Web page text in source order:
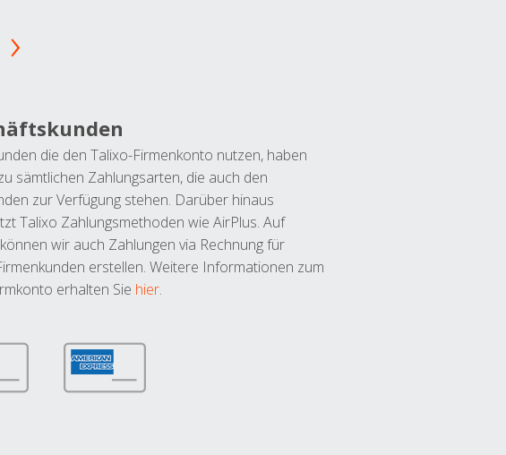
die den Talixo-Firmenkonto nutzen, haben
sämtlichen Zahlungsarten, die auch den
zur Verfügung stehen. Darüber hinaus
Talixo Zahlungsmethoden wie AirPlus. Auf
wir auch Zahlungen via Rechnung für
erstellen. Weitere Informationen zum
erhalten Sie hier.